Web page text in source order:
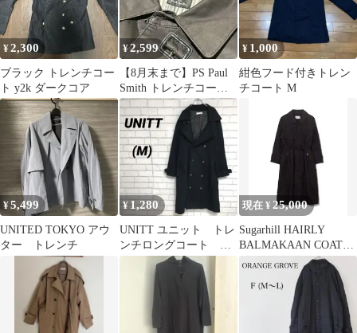
¥2,300
ブラック トレンチコー
ト y2k ダークコア
¥2,599
【8月末まで】PS Paul
Smith トレンチコート
メンズ 黒
¥ 1,000
紺色フード付きトレン
チコート M
¥5,499
UNITED TOKYO アウ
ター トレンチ
¥ 1,280
UNITT ユニット トレ
ンチロングコート ダ
ブルボタン 黒 スト
ライプ 秋冬
現在 ¥ 25,000
Sugarhill HAIRLY
BALMAKAAN COAT
black